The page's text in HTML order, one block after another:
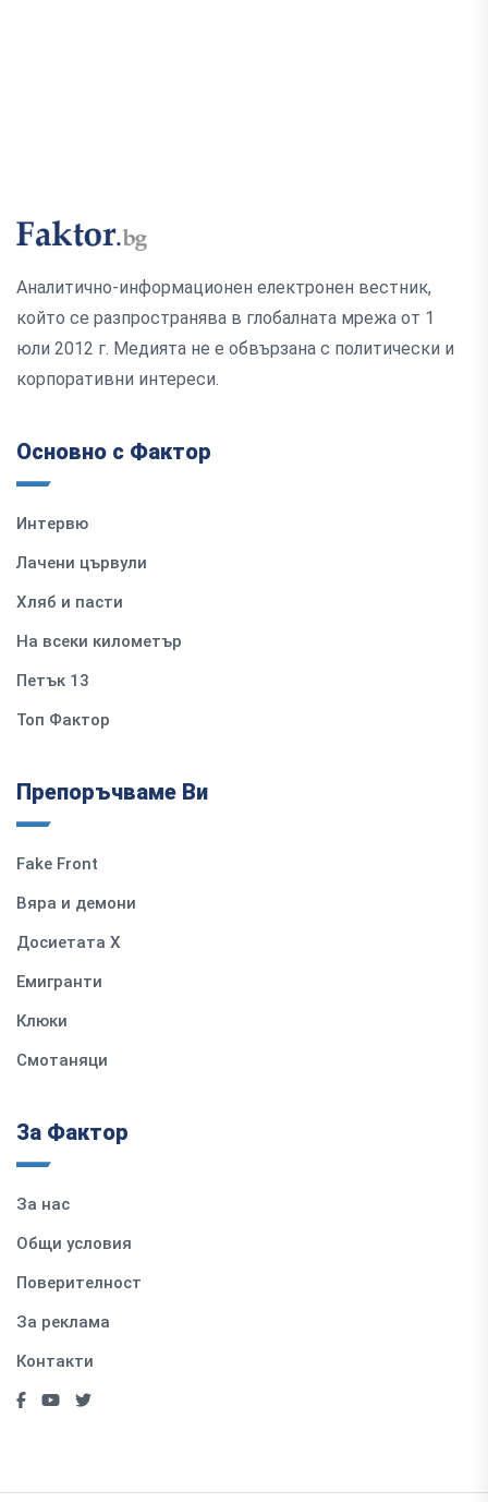
Аналитично-информационен електронен вестник,
който се разпространява в глобалната мрежа от 1
юли 2012 г. Медията не е обвързана с политически и
корпоративни интереси.
Основно с Фактор
Интервю
Лачени цървули
Хляб и пасти
На всеки километър
Петък 13
Топ Фактор
Препоръчваме Ви
Fake Front
Вяра и демони
Досиетата Х
Емигранти
Клюки
Смотаняци
За Фактор
За нас
Общи условия
Поверителност
За реклама
Контакти